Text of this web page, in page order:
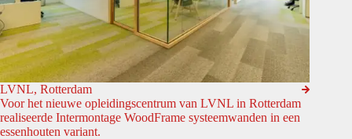
LVNL, Rotterdam
Voor het nieuwe opleidingscentrum van LVNL in Rotterdam
realiseerde Intermontage WoodFrame systeemwanden in een
essenhouten variant.